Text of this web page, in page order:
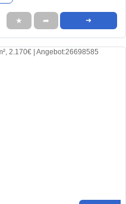
★ ➦ ➜